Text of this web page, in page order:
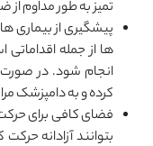
تمیز به طور مداوم
پیشگیری از بیماری
‌ها از جمله
انجام شود. در صورت
کرده و به دامپزشک
فضای کافی برای
بتوانند آزادانه